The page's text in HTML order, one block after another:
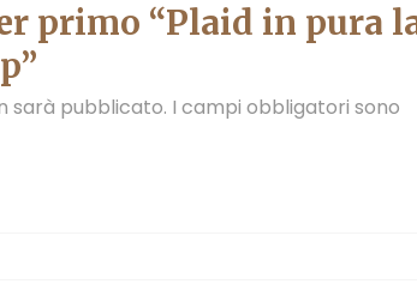
primo “Plaid in pura
sarà pubblicato. I campi obbligatori sono